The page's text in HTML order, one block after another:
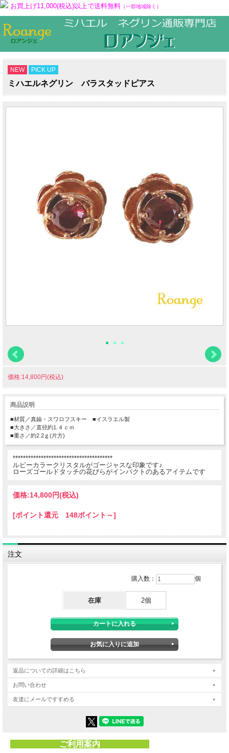
お買上げ11,000(税込)以上で送料無料 （一部地域除く）
NEW PICK UP
ミハエルネグリン バラスタッドピアス
価格:14,800円(税込)
商品説明
■材質／真鍮・スワロフスキー ■イスラエル製
■大きさ／直径約1.４ｃｍ
■重さ／約2.2ｇ(片方)
***************************************
ルビーカラークリスタルがゴージャスな印象です♪
ローズゴールドタッチの花びらがインパクトのあるアイテムです
価格:14,800円(税込)
[ポイント還元 148ポイント～]
注文
購入数： 個
在庫 2個
返品についての詳細はこちら
お問い合わせ
友達にメールですすめる
ご利用案内